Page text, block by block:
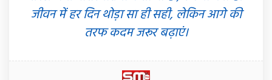
जीवन में हर दिन थोड़ा सा ही सही, लेकिन आगे की
तरफ कदम जरूर बढ़ाएं।